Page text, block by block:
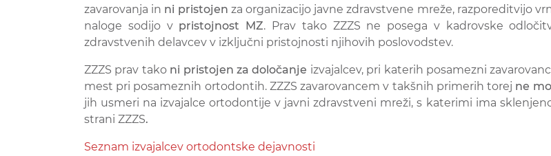
zavarovanja in ni pristojen za organizacijo javne zdravstvene mreže, razporeditvijo
naloge sodijo v pristojnost MZ. Prav tako ZZZS ne posega v kadrovske
zdravstvenih delavcev v izključni pristojnosti njihovih poslovodstev.
ZZZS prav tako ni pristojen za določanje izvajalcev, pri katerih posamezni
mest pri posameznih ortodontih. ZZZS zavarovancem v takšnih primerih torej ne
jih usmeri na izvajalce ortodontije v javni zdravstveni mreži, s katerimi ima
strani ZZZS.
Seznam izvajalcev ortodontske dejavnosti